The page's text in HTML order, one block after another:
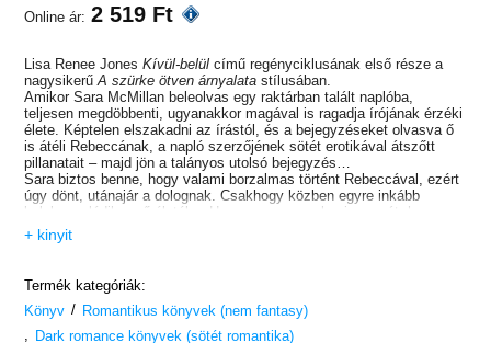
Online ár: 2 519 Ft
Lisa Renee JonesKívül-belül című regényciklusának első része a
nagysikerűA szürke ötven árnyalata stílusában.
Amikor Sara McMillan beleolvas egy raktárban talált naplóba,
teljesen megdöbbenti, ugyanakkor magával is ragadja írójának érzéki
élete. Képtelen elszakadni az írástól, és a bejegyzéseket olvasva ő
is átéli Rebeccának, a napló szerzőjének sötét erotikával átszőtt
pillanatait – majd jön a talányos utolsó bejegyzés…
Sara biztos benne, hogy valami borzalmas történt Rebeccával, ezért
úgy dönt, utánajár a dolognak. Csakhogy közben egyre inkább
belebonyolódik a nő életébe. Hamarosan azon kapja magát, hogy
ugyanabban a galériában dolgozik és ugyanazokkal az emberekkel
barátkozik, mint Rebecca. Vonzódik két veszélyesen jóképű férfihoz
hogy pontosan azon az úton halad, ami Rebecca eltűnéséhez
vezetett. Mindemellett beindul saját erotikus fantáziája, melyet egy
bizonyos magabiztos, jóképű, mindent kézben tartani kívánó férfi tud
csupán kielégíteni. Nem sok idő kell, és úgy tűnik, az egyre többet
+ kinyit
Termék kategóriák:
Könyv / Romantikus könyvek (nem fantasy)
, Dark romance könyvek (sötét romantika)